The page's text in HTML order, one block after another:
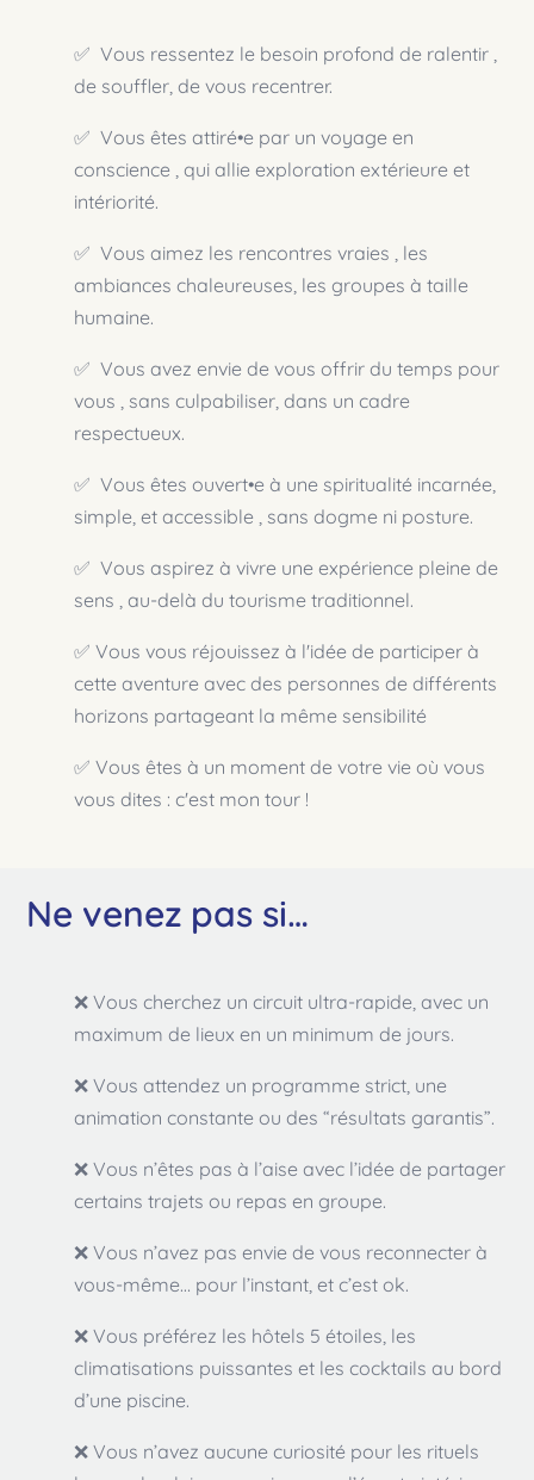
✅️ Vous ressentez le besoin profond de ralentir ,
de souffler, de vous recentrer.
✅️ Vous êtes attiré•e par un voyage en
conscience , qui allie exploration extérieure et
intériorité.
✅️ Vous aimez les rencontres vraies , les
ambiances chaleureuses, les groupes à taille
humaine.
✅️ Vous avez envie de vous offrir du temps pour
vous , sans culpabiliser, dans un cadre
respectueux.
✅️ Vous êtes ouvert•e à une spiritualité incarnée,
simple, et accessible , sans dogme ni posture.
✅️ Vous aspirez à vivre une expérience pleine de
sens , au-delà du tourisme traditionnel.
✅️ Vous vous réjouissez à l'idée de participer à
cette aventure avec des personnes de différents
horizons partageant la même sensibilité
✅️ Vous êtes à un moment de votre vie où vous
vous dites : c'est mon tour !
Ne venez pas si…
❌️ Vous cherchez un circuit ultra-rapide, avec un
maximum de lieux en un minimum de jours.
❌️ Vous attendez un programme strict, une
animation constante ou des “résultats garantis”.
❌️ Vous n’êtes pas à l’aise avec l’idée de partager
certains trajets ou repas en groupe.
❌️ Vous n’avez pas envie de vous reconnecter à
vous-même… pour l’instant, et c’est ok.
❌️ Vous préférez les hôtels 5 étoiles, les
climatisations puissantes et les cocktails au bord
d’une piscine.
❌️ Vous n’avez aucune curiosité pour les rituels